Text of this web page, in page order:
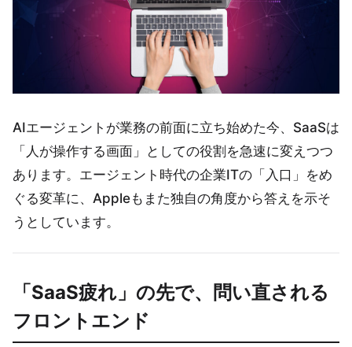
AIエージェントが業務の前面に立ち始めた今、SaaSは
「人が操作する画面」としての役割を急速に変えつつ
あります。エージェント時代の企業ITの「入口」をめ
ぐる変革に、Appleもまた独自の角度から答えを示そ
うとしています。
「SaaS疲れ」の先で、問い直される
フロントエンド